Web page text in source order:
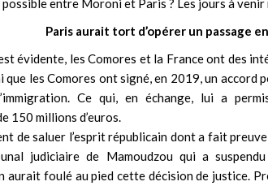
entre Moroni et Paris ? Les jours à
Paris aurait tort d’opérer un passage
évidente, les Comores et la France ont des
que les Comores ont signé, en 2019, un accord
Ce qui, en échange, lui a
150 millions d’euros.
de saluer l’esprit républicain dont a fait
judiciaire de Mamoudzou qui a suspendu
aurait foulé au pied cette décision de justice.